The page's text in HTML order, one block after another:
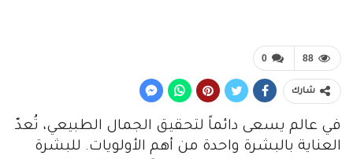
0 88
شارك
في عالم يسعى دائماً لتحقيق الجمال الطبيعي، تُعدّ
العناية بالبشرة واحدة من أهم الأولويات. للبشرة